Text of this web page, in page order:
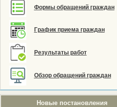
Формы обращений граждан
График приема граждан
Результаты работ
Обзор обращений граждан
Новые постановления